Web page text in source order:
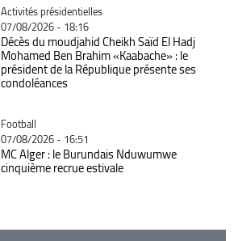
Catégorie
Activités présidentielles
07/08/2026 - 18:16
Décès du moudjahid Cheikh Saïd El Hadj
Mohamed Ben Brahim «Kaabache» : le
président de la République présente ses
condoléances
Catégorie
Football
07/08/2026 - 16:51
MC Alger : le Burundais Nduwumwe
cinquième recrue estivale